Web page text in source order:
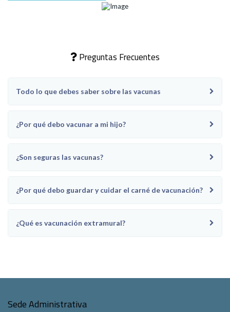
Preguntas Frecuentes
Todo lo que debes saber sobre las vacunas​
¿Por qué debo vacunar a mi hijo?
¿Son seguras las vacunas?
¿Por qué debo guardar y cuidar el carné de vacunación?
¿Qué es vacunación extramural?
Sede Administrativa